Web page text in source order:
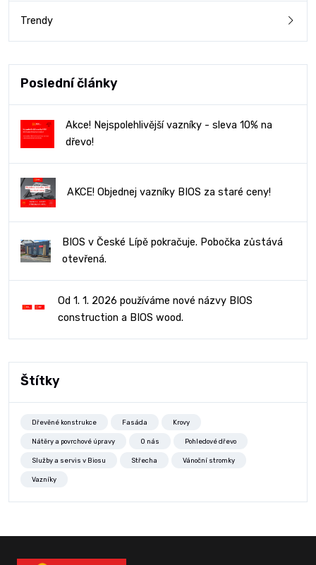
Trendy
Poslední články
Akce! Nejspolehlivější vazníky - sleva 10% na
dřevo!
AKCE! Objednej vazníky BIOS za staré ceny!
BIOS v České Lípě pokračuje. Pobočka zůstává
otevřená.
Od 1. 1. 2026 používáme nové názvy BIOS
construction a BIOS wood.
Štítky
Dřevěné konstrukce Fasáda Krovy
Nátěry a povrchové úpravy O nás Pohledové dřevo
Služby a servis v Biosu Střecha Vánoční stromky
Vazníky